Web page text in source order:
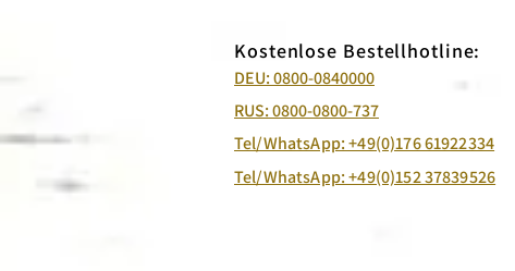
Kostenlose Bestellhotline:
Tel/WhatsApp: +49(0)176 61922334
DEU: 0800-0840000
RUS: 0800-0800-737
Tel/WhatsApp: +49(0)152 37839526